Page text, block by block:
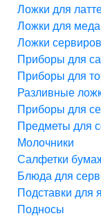
Ложки для
Ложки для меда
Ложки
Приборы для
Приборы для
Разливные
Приборы для
Предметы для
Молочники
Салфетки
Блюда для
Подставки для
Подносы